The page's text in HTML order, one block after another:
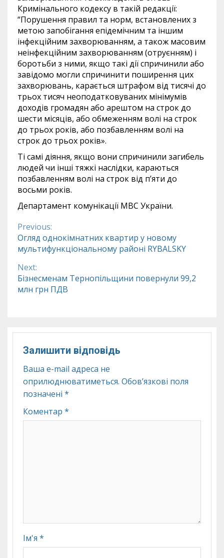
Кримінального кодексу в такій редакції:
“Порушення правил та норм, встановлених з
метою запобігання епідемічним та іншим
інфекційним захворюванням, а також масовим
неінфекційним захворюванням (отруєнням) і
боротьби з ними, якщо такі дії спричинили або
завідомо могли спричинити поширення цих
захворювань, карається штрафом від тисячі до
трьох тисяч неоподатковуваних мінімумів
доходів громадян або арештом на строк до
шести місяців, або обмеженням волі на строк
до трьох років, або позбавленням волі на
строк до трьох років».
Ті самі діяння, якщо вони спричинили загибель
людей чи інші тяжкі наслідки, караються
позбавленням волі на строк від п’яти до
восьми років.
Департамент комунікації МВС України.
Continue
Reading
Previous:
Огляд однокімнатних квартир у новому
мультифункціональному районі RYBALSKY
Next:
Бізнесменам Тернопільщини повернули 99,2
млн грн ПДВ
Залишити відповідь
Ваша e-mail адреса не
оприлюднюватиметься. Обов’язкові поля
позначені *
Коментар *
Ім'я *